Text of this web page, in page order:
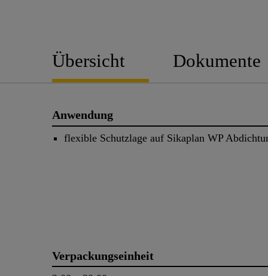
Übersicht Dokumente
Anwendung
flexible Schutzlage auf Sikaplan WP
Verpackungseinheit